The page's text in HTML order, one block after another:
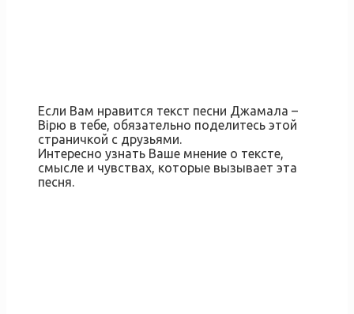
Если Вам нравится текст песни Джамала –
Вірю в тебе, обязательно поделитесь этой
страничкой с друзьями.
Интересно узнать Ваше мнение о тексте,
смысле и чувствах, которые вызывает эта
песня.